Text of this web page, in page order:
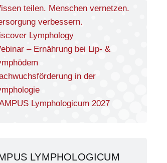
teilen. Menschen vernetzen.
verbessern.
Lymphology
– Ernährung bei Lip- &
in der
Lymphologicum 2027
LYMPHOLOGICUM